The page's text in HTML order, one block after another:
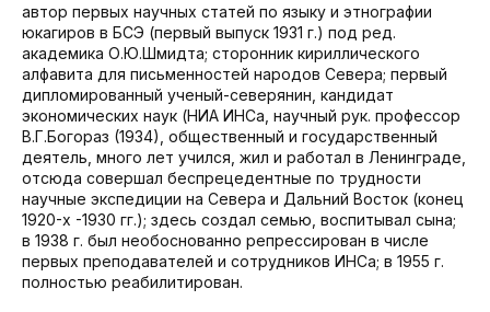
автор первых научных статей по языку и этнографии
юкагиров в БСЭ (первый выпуск 1931 г.) под ред.
академика О.Ю.Шмидта; сторонник кириллического
алфавита для письменностей народов Севера; первый
дипломированный ученый-северянин, кандидат
экономических наук (НИА ИНСа, научный рук. профессор
В.Г.Богораз (1934), общественный и государственный
деятель, много лет учился, жил и работал в Ленинграде,
отсюда совершал беспрецедентные по трудности
научные экспедиции на Севера и Дальний Восток (конец
1920-х -1930 гг.); здесь создал семью, воспитывал сына;
в 1938 г. был необоснованно репрессирован в числе
первых преподавателей и сотрудников ИНСа; в 1955 г.
полностью реабилитирован.